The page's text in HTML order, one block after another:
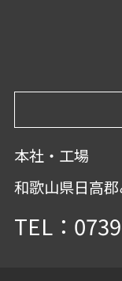
本社・工場
和歌山県日高
TEL：